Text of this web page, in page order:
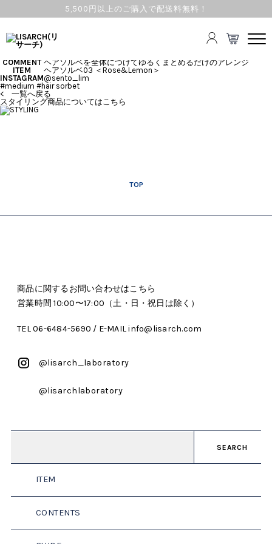
5,500円以上のご購入で配送料無料！
ヘアソルベ
COMMENT ヘアソルベを全体につけてゆるくまとめるだけのアレンジ
ITEM
ヘアソルベ03 ＜Rose&Lemon＞
INSTAGRAM@sento_lim
#medium #hair sorbet
< 一覧へ戻る
スタイリング商品についてはこちら
TOP
商品に関するお問い合わせはこちら
営業時間 10:00〜17:00（土・日・祝日は除く）
TEL 06-6484-5690 / E-MAIL info@lisarch.com
@lisarch_laboratory
@lisarchlaboratory
SEARCH
ITEM
CONTENTS